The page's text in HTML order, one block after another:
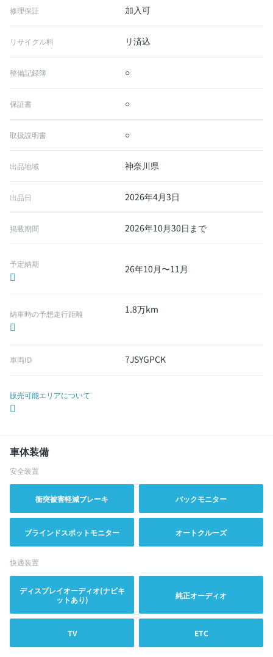
修理保証 加入可
リサイクル料 リ済込
整備記録簿 ○
保証書 ○
取扱説明書 ○
出品地域 神奈川県
出品日 2026年4月3日
掲載期間 2026年10月30日まで
予定納期 26年10月〜11月
納車時の予想走行距離 1.8万km
車両ID 7JSYGPCK
販売可能エリアについて
車体装備
安全装置
衝突被害軽減ブレーキ バックモニター
ブラインドスポットモニター オートクルーズ
快適装置
ディスプレイオーディオ(ナビキ
ットあり)
純正オーディオ
TV ETC